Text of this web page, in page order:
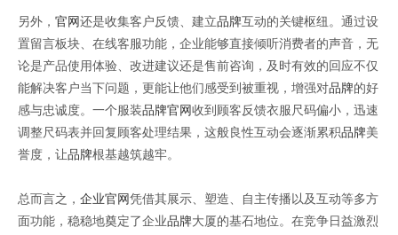
另外， 官网 还是收集客户反馈、建立品牌互动的关键枢纽。通过设
置留言板块、在线客服功能，企业能够直接倾听消费者的声音，无
论是产品使用体验、改进建议还是售前咨询，及时有效的回应不仅
能解决客户当下问题，更能让他们感受到被重视，增强对品牌的好
感与忠诚度。一个服装品牌官网 收到顾客反馈衣服尺码偏小，迅速
调整尺码表并回复顾客处理结果，这般良性互动会逐渐累积品牌美
誉度，让品牌根基越筑越牢。
总而言之， 企业官网 凭借其展示、塑造、自主传播以及互动等多方
面功能，稳稳地奠定了企业品牌大厦的基石地位。在竞争日益激烈